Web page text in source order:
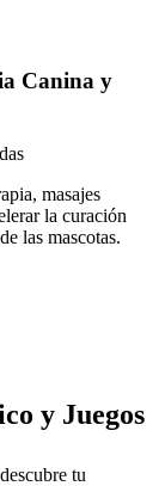
Canina y
masajes
la curación
las mascotas.
y Juegos
tu